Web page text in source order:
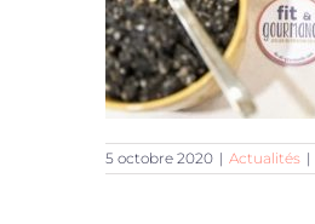
5 octobre 2020 | Actualités |